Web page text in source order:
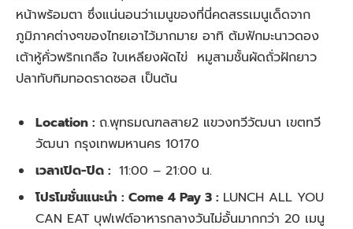
หน้าพร้อมตา ซึ่งแน่นอนว่าเมนูของที่นี่คดสรรเมนูเด็ดจาก
ภูมิภาคต่างๆของไทยเอาไว้มากมาย อาทิ ต้มฟักมะนาวดอง
เต้าหู้คั่วพริกเกลือ ใบเหลียงผัดไข่ หมูสามชั้นผัดถั่วฝักยาว
ปลาทับทิมทอดราดซอส เป็นต้น
Location : ถ.พุทธมณฑลสาย2 แขวงทวีวัฒนา เขตทวี
วัฒนา กรุงเทพมหานคร 10170
เวลาเปิด-ปิด : 11:00 – 21:00 น.
โปรโมชั่นแนะนำ : Come 4 Pay 3 : LUNCH ALL YOU
CAN EAT บุฟเฟต์อาหารกลางวันไม่อั้นมากกว่า 20 เมนู